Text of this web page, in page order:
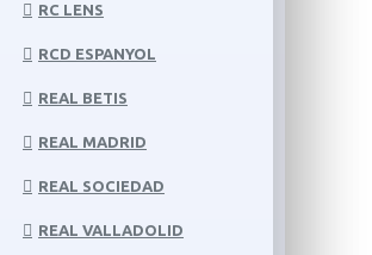
RC LENS
RCD ESPANYOL
REAL BETIS
REAL MADRID
REAL SOCIEDAD
REAL VALLADOLID